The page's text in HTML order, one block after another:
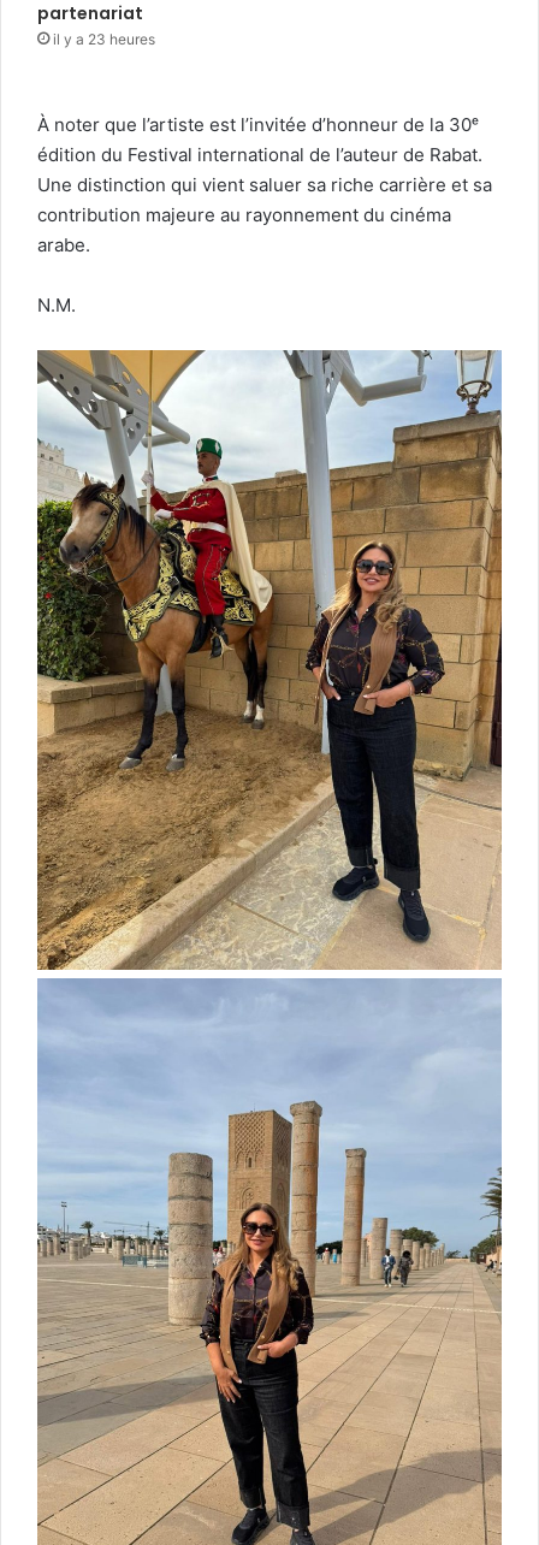
partenariat
il y a 23 heures
À noter que l’artiste est l’invitée d’honneur de la 30ᵉ
édition du Festival international de l’auteur de Rabat.
Une distinction qui vient saluer sa riche carrière et sa
contribution majeure au rayonnement du cinéma
arabe.
N.M.